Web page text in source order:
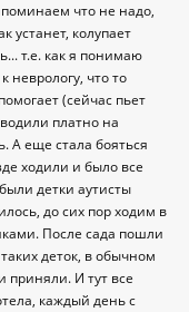
что не надо,
устанет, колупает
т.е. как я понимаю
неврологу, что то
(сейчас пьет
платно на
А еще стала бояться
ходили и было все
детки аутисты
до сих пор ходим в
После сада пошли
деток, в обычном
приняли. И тут все
каждый день с